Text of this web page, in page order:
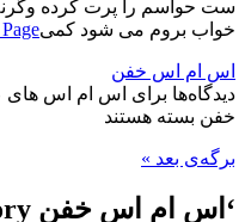
ست حواسم را پرت کرده
خواب بروم می شود کمی
اس ام اس خفن
دیدگاه‌ها برای اس ام اس های
خفن بسته هستند
برگه‌ی بعد »
‘اس ام اس خفن Category: ‘